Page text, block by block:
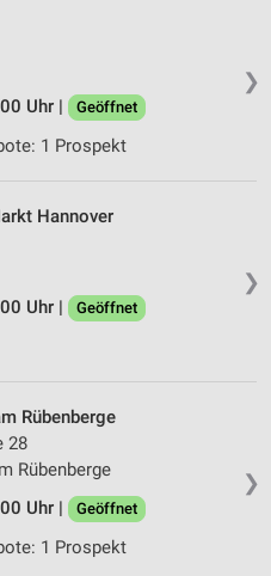
❯
Uhr |
Geöffnet
1 Prospekt
❯
Hannover
Uhr |
Geöffnet
❯
Rübenberge
28
Rübenberge
Uhr |
Geöffnet
1 Prospekt